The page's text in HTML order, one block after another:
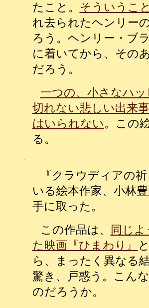
たこと。 そういうこ
れ去られたヘンリー
ろう。ヘンリー・ブ
に着いてから、その
だろう。
一つの、小さなハ
切れない悲しい出来
はいられない。この
る。
『クラウディアの
いる絵本作家、小林
手に取った。
この作品は、 同じ
た映画『ひまわり』
ら、まったく異なる
驚き、戸惑う。こんな
のだろうか。